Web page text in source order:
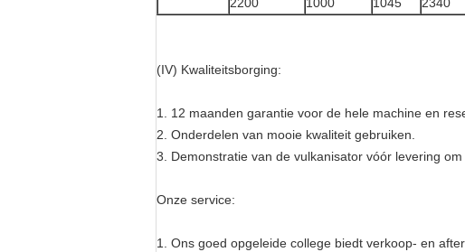
(IV) Kwaliteitsborging:
1. 12 maanden garantie voor de hele machine en
2. Onderdelen van mooie kwaliteit gebruiken.
3. Demonstratie van de vulkanisator vóór levering
Onze service:
1. Ons goed opgeleide college biedt verkoop- en